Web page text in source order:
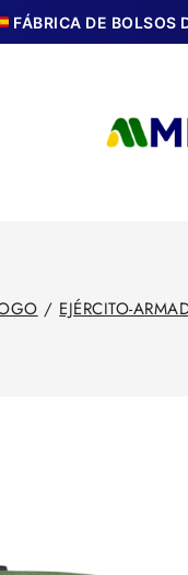
FÁBRICA DE BOLSOS
/ EJÉRCITO-